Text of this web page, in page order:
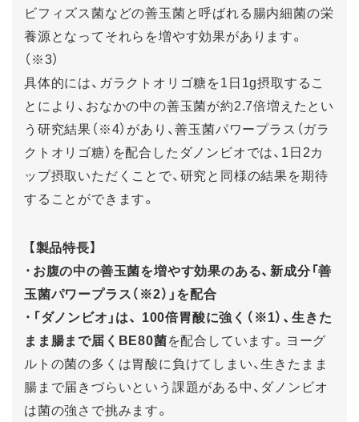
ビフィズス菌などの善玉菌と呼ばれる腸内細菌の栄
養源となってそれらを増やす効果があります。
（※3）
具体的には、ガラクトオリゴ糖を1日1g摂取するこ
とにより、おなかの中の善玉菌が約2.7倍増えたとい
う研究結果（※4）があり、善玉菌パワープラス（ガラ
クトオリゴ糖）を配合したダノンビオでは、1日2カ
ップ摂取いただくことで、研究と同様の結果を期待
することができます。
【製品特長】
・ お腹の中の善玉菌を増やす効果のある、新成分「善
玉菌パワープラス（※2）」を配合
・ 「ダノンビオ」は、 100倍胃酸に強く（※1）、生きた
まま腸まで届くBE80菌を配合しています。ヨーグ
ルトの菌の多くは胃酸に負けてしまい、生きたまま
腸まで届きづらいという課題がある中、ダノンビオ
は菌の強さで挑みます。